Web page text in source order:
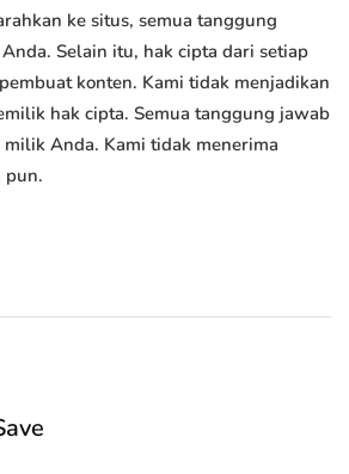
ke situs, semua tanggung
Selain itu, hak cipta dari setiap
konten. Kami tidak menjadikan
hak cipta. Semua tanggung jawab
Anda. Kami tidak menerima
pun.